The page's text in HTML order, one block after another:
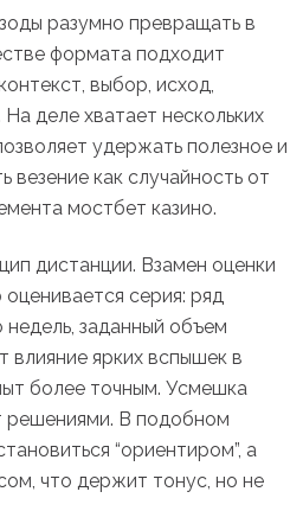
разумно превращать в
формата подходит
выбор, исход,
деле хватает нескольких
удержать полезное и
везение как случайность от
мостбет казино.
дистанции. Взамен оценки
серия: ряд
недель, заданный объем
влияние ярких вспышек в
более точным. Усмешка
решениями. В подобном
“ориентиром”, а
что держит тонус, но не